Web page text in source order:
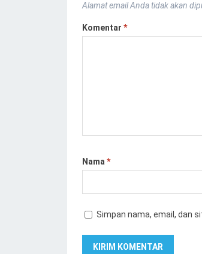
Alamat email Anda tidak akan
Komentar *
Nama *
Simpan nama, email, dan